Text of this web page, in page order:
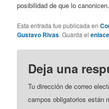
posibilidad de que lo canonicen.
Esta entrada fue publicada en
Gustavo Rivas. Guarda el
Deja una
Tu dirección de correo
campos obligatorios están